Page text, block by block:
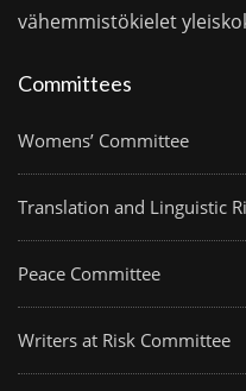
vähemmistökielet
Committees
Womens’ Committee
Translation and Linguistic
Peace Committee
Writers at Risk Committee